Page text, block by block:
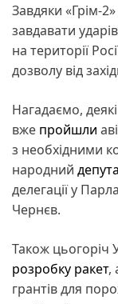
Завдяки «Грім-
завдавати
на території
дозволу від
Нагадаємо,
вже пройшли
з необхідними
народний
делегації у
Чернєв.
Також цьогоріч
розробку ракет,
грантів для